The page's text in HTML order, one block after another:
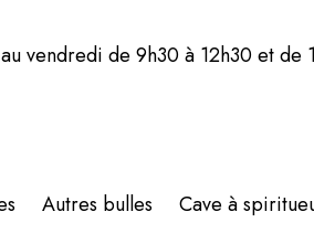
vendredi de 9h30 à 12h30 et de
Autres bulles Cave à